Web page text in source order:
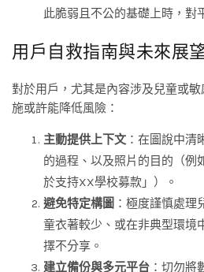
此脆弱且不公的基礎上時，對
用戶自救指南與未來展
對於用戶，尤其是內容涉及兒童或
施或許能降低風險：
主動提供上下文 ：在圖說中清
的過程、以及照片的目的（例
於支持XX學校募款」）。
避免特定構圖 ：極度謹慎處理
童衣著較少、或在非典型環境
擇不分享。
建立備份與多元平台 ：切勿將